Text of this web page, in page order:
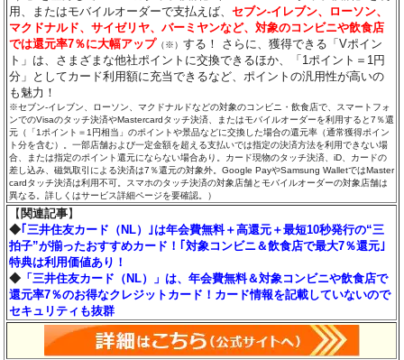
用、またはモバイルオーダーで支払えば、セブン‐イレブン、ローソン、
マクドナルド、サイゼリヤ、バーミヤンなど、対象のコンビニや飲食店
では還元率7％に大幅アップ （※）する！ さらに、獲得できる「Vポイン
ト」は、さまざまな他社ポイントに交換できるほか、「1ポイント＝1円
分」としてカード利用額に充当できるなど、ポイントの汎用性が高いの
も魅力！
※セブン‐イレブン、ローソン、マクドナルドなどの対象のコンビニ・飲食店で、スマートフォ
ンでのVisaのタッチ決済やMastercardタッチ決済、またはモバイルオーダーを利用すると7％還
元（「1ポイント＝1円相当」のポイントや景品などに交換した場合の還元率（通常獲得ポイン
ト分を含む）。一部店舗および一定金額を超える支払いでは指定の決済方法を利用できない場
合、または指定のポイント還元にならない場合あり。カード現物のタッチ決済、iD、カードの
差し込み、磁気取引による決済は7％還元の対象外。Google PayやSamsung WalletではMaster
cardタッチ決済は利用不可。スマホのタッチ決済の対象店舗とモバイルオーダーの対象店舗は
異なる。詳しくはサービス詳細ページを要確認。）
【 関連記事】
◆｢三井住友カード（NL）｣は年会費無料＋高還元＋最短10秒発行の“三
拍子”が揃ったおすすめカード！｢対象コンビニ＆飲食店で最大7％還元｣
特典は利用価値あり！
◆ 「三井住友カード（NL）」は、年会費無料＆対象コンビニや飲食店で
還元率7％のお得なクレジットカード！カード情報を記載していないので
セキュリティも抜群